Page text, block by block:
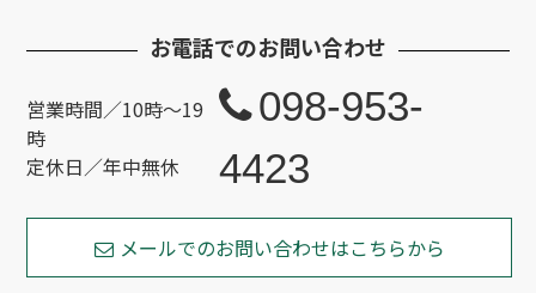
お電話でのお問い合わせ
営業時間／10時～19
時
定休日／年中無休
098-953-
4423
メールでのお問い合わせはこちらから